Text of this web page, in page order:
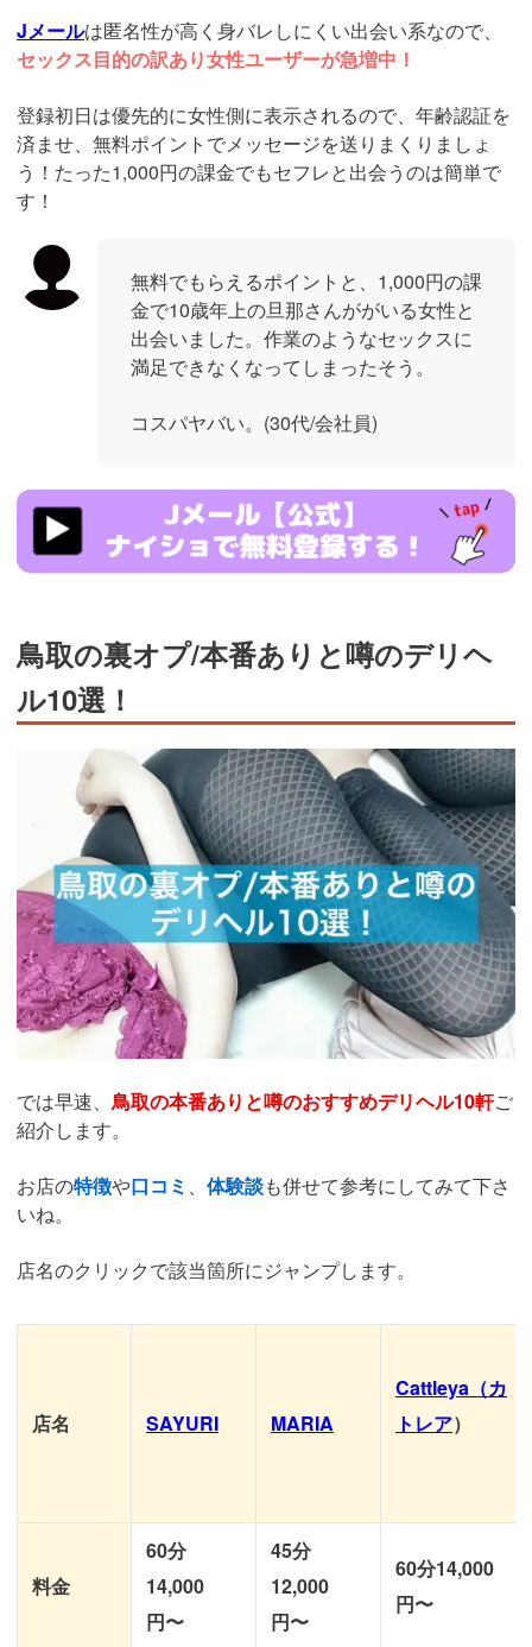
Jメールは匿名性が高く身バレしにくい出会い系なので、
セックス目的の訳あり女性ユーザーが急増中！
登録初日は優先的に女性側に表示されるので、年齢認証を
済ませ、無料ポイントでメッセージを送りまくりましょ
う！たった1,000円の課金でもセフレと出会うのは簡単で
す！
無料でもらえるポイントと、1,000円の課
金で10歳年上の旦那さんががいる女性と
出会いました。作業のようなセックスに
満足できなくなってしまったそう。
コスパヤバい。(30代/会社員)
https://ac.m-
ads.jp/t6d63J515a0bact6/cl/?
bId=93863658&msid=13922
鳥取の裏オプ/本番ありと噂のデリヘ
ル10選！
では早速、 鳥取の本番ありと噂のおすすめデリヘル10軒ご
紹介します。
お店の特徴や口コミ 、 体験談も併せて参考にしてみて下さ
いね。
店名のクリックで該当箇所にジャンプします。
店名 SAYURI MARIA
Cattleya（カ
トレア）
料金
60分
14,000
円〜
45分
12,000
円〜
60分14,000
円〜